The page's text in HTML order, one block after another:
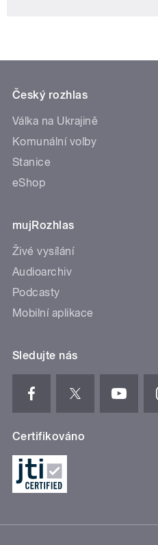
Český rozhlas
Válka na Ukrajině
Komunální volby
Stanice
eShop
mujRozhlas
Živé vysílání
Audioarchiv
Podcasty
Mobilní aplikace
Sledujte nás
Certifikováno